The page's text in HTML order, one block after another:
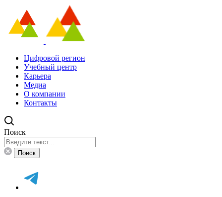
Цифровой регион
Учебный центр
Карьера
Медиа
О компании
Контакты
Поиск
Поиск